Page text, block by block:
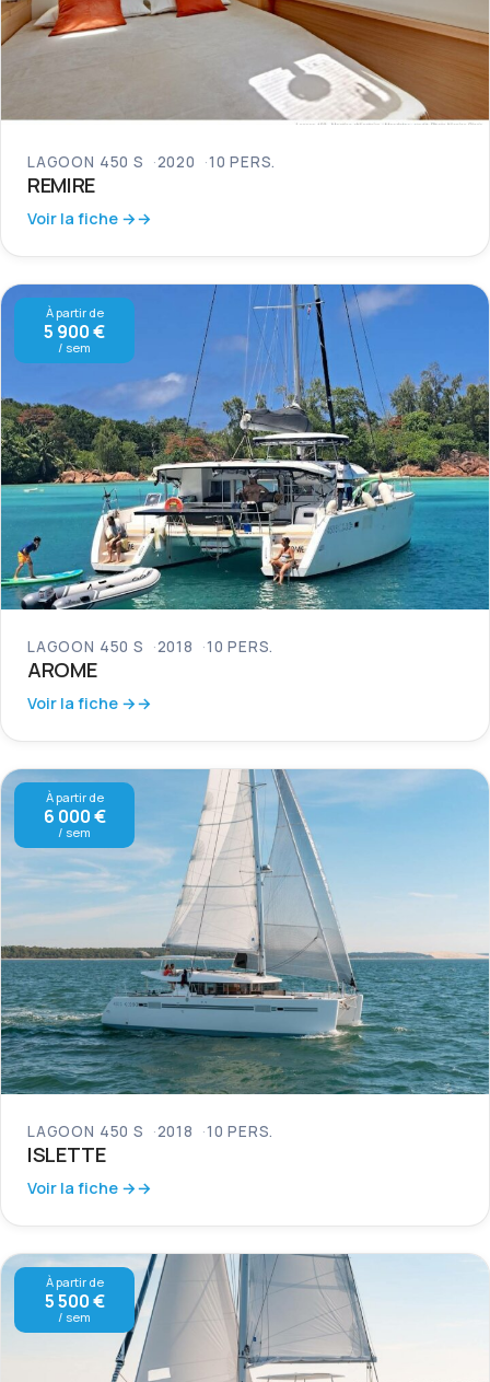
LAGOON 450 S 2020 10 PERS.
REMIRE
Voir la fiche →
À partir de
5 900 €
/ sem
LAGOON 450 S 2018 10 PERS.
AROME
Voir la fiche →
À partir de
6 000 €
/ sem
LAGOON 450 S 2018 10 PERS.
ISLETTE
Voir la fiche →
À partir de
5 500 €
/ sem